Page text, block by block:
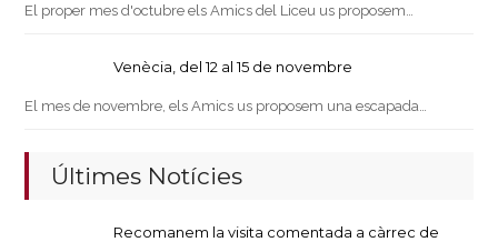
El proper mes d'octubre els Amics del Liceu us proposem…
Venècia, del 12 al 15 de novembre
El mes de novembre, els Amics us proposem una escapada…
Últimes Notícies
Recomanem la visita comentada a càrrec de